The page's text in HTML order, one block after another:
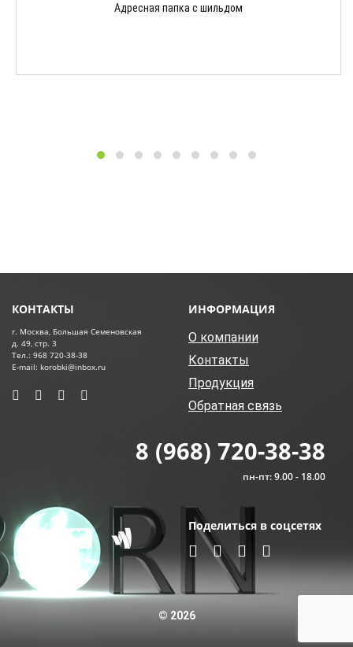
Адресная папка с шильдом
КОНТАКТЫ
г. Москва, Большая Семеновская
д. 49, стр. 3
Тел.: 968 720-38-38
E-mail: korobki@inbox.ru
ИНФОРМАЦИЯ
О компании
Контакты
Продукция
Обратная связь
8 (968) 720-38-38
пн-пт: 9.00 - 18.00
Поделиться в соцсетях
© 2026